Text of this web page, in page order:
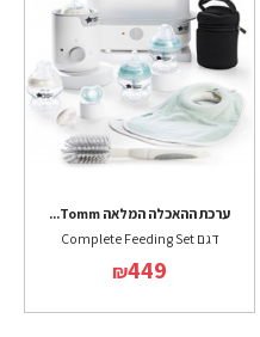
ערכת ההאכלה המלאה Tomm...
דגם Complete Feeding Set
₪449